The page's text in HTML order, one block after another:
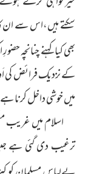
سکتے ہیں،اس سے ان
بھی کیا کہنے چنانچہ
کے نزدیک فرائض کی
میں خوشی داخل کرنا
اسلام میں غریب
ترغیب دی گئی ہے